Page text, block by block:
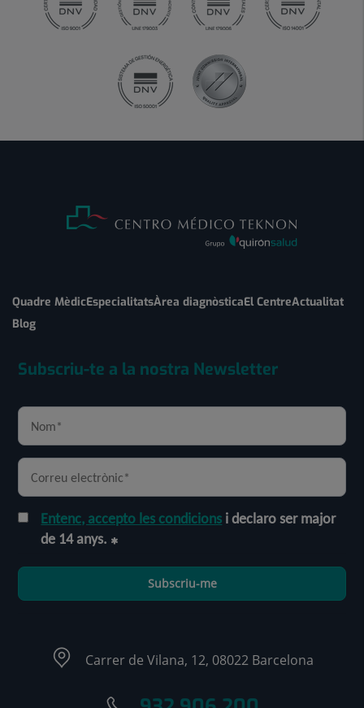
Quadre MèdicEspecialitatsÀrea diagnòsticaEl CentreActualitat
Blog
Subscriu-te a la nostra Newsletter
Entenc, accepto les condicions i declaro ser major
de 14 anys.
Subscriu-me
Carrer de Vilana, 12, 08022 Barcelona